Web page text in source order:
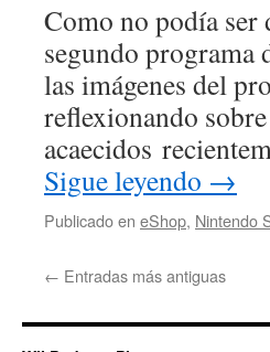
Como no podía ser
segundo programa
las imágenes del
reflexionando
acaecidos
Sigue leyendo →
Publicado en eShop, Nintendo
← Entradas más antiguas